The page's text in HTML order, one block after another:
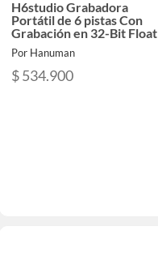
H6studio Grabadora
Portátil de 6 pistas Con
Grabación en 32-Bit Float
Por Hanuman
$ 534.900